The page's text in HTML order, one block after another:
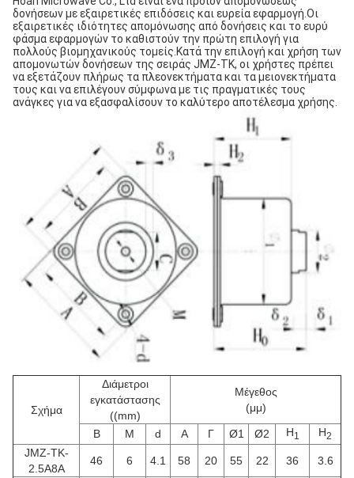
δονήσεων με εξαιρετικές επιδόσεις και ευρεία εφαρμογή.Οι
εξαιρετικές ιδιότητες απομόνωσης από δονήσεις και το ευρύ
φάσμα εφαρμογών το καθιστούν την πρώτη επιλογή για
πολλούς βιομηχανικούς τομείς.Κατά την επιλογή και χρήση των
απομονωτών δονήσεων της σειράς JMZ-TK, οι χρήστες πρέπει
να εξετάζουν πλήρως τα πλεονεκτήματα και τα μειονεκτήματα
τους και να επιλέγουν σύμφωνα με τις πραγματικές τους
ανάγκες για να εξασφαλίσουν το καλύτερο αποτέλεσμα χρήσης.
Σχήμα
Διάμετροι
εγκατάστασης
((mm)
Μέγεθος
(μμ)
Β Μ d Α Γ Ø1 Ø2 H1 H2
JMZ-TK-
2.5A8A
46 6 4.1 58 20 55 22 36
3.6